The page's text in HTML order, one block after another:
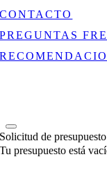
CONTACTO
PREGUNTAS
Solicitud de presupuesto
Tu presupuesto está